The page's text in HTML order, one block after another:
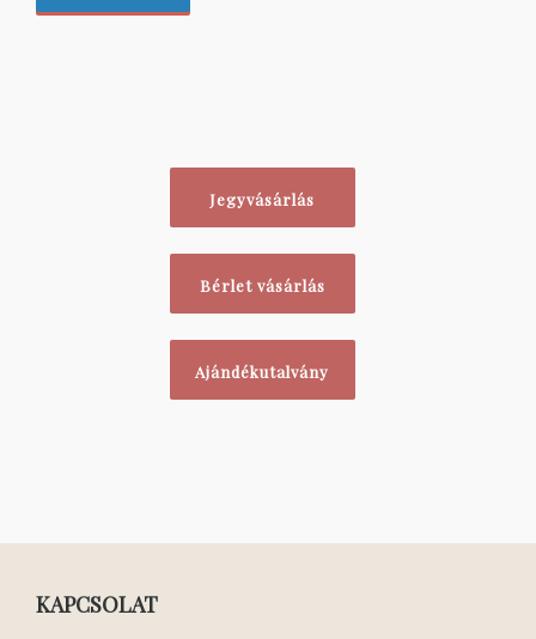
Jegyvásárlás
Bérlet vásárlás
Ajándékutalvány
KAPCSOLAT